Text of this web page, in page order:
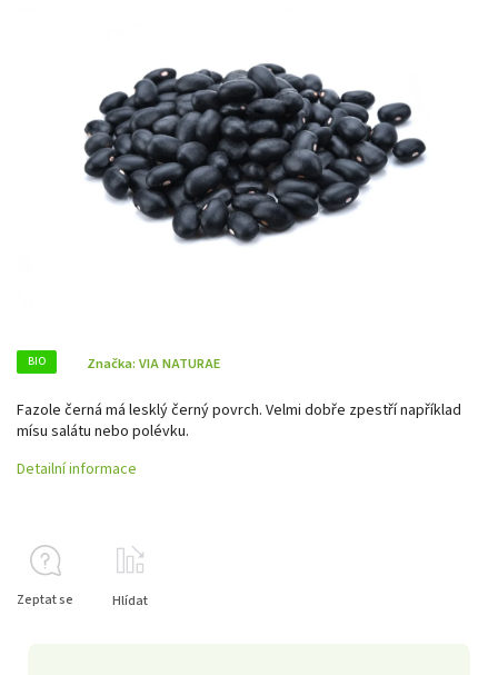
BIO Značka: VIA NATURAE
Fazole černá má lesklý černý povrch. Velmi dobře zpestří například
mísu salátu nebo polévku.
Detailní informace
Zeptat se Hlídat